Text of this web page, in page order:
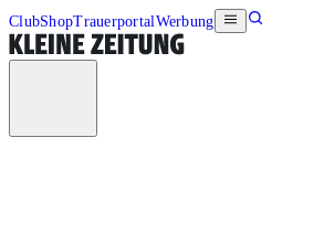
ClubShopTrauerportalWerbung